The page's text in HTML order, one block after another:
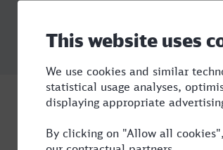
Erlangen
2:56 2